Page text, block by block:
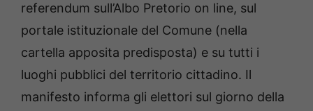
referendum sull’Albo Pretorio on line, sul
portale istituzionale del Comune (nella
cartella apposita predisposta) e su tutti i
luoghi pubblici del territorio cittadino. Il
manifesto informa gli elettori sul giorno della